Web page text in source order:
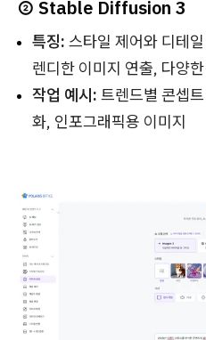
② Stable Diffusion 3
특징: 스타일 제어와 디테
렌디한 이미지 연출, 다양
작업 예시: 트렌드별 콘셉
화, 인포그래픽용 이미지